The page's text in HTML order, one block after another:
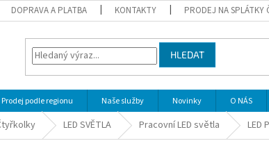
DOPRAVA A PLATBA KONTAKTY PRODEJ NA SPLÁTKY
HLEDAT
Prodej podle regionu Naše služby Novinky O NÁS
LED SVĚTLA Pracovní LED světla LED